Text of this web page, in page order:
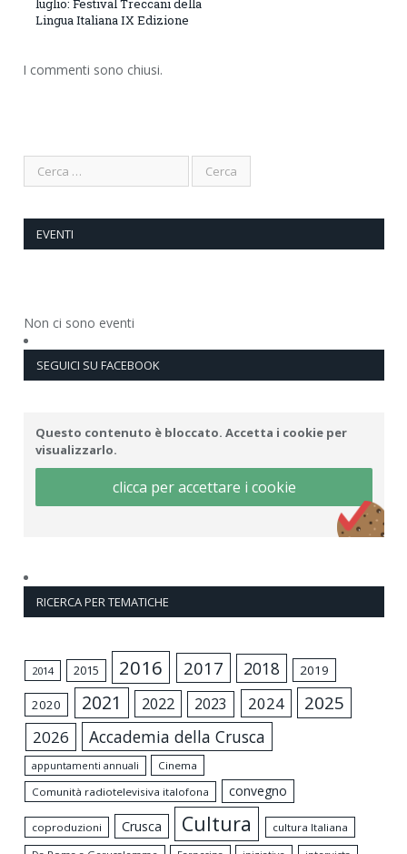
luglio: Festival Treccani della
Lingua Italiana IX Edizione
I commenti sono chiusi.
EVENTI
Non ci sono eventi
SEGUICI SU FACEBOOK
Questo contenuto è bloccato. Accetta i cookie per
visualizzarlo.
clicca per accettare i cookie
RICERCA PER TEMATICHE
2014 2015 2016 2017 2018 2019
2020 2021 2022 2023 2024 2025
2026 Accademia della Crusca
appuntamenti annuali
Cinema
Comunità radiotelevisiva italofona
convegno
coproduzioni Crusca Cultura
cultura Italiana